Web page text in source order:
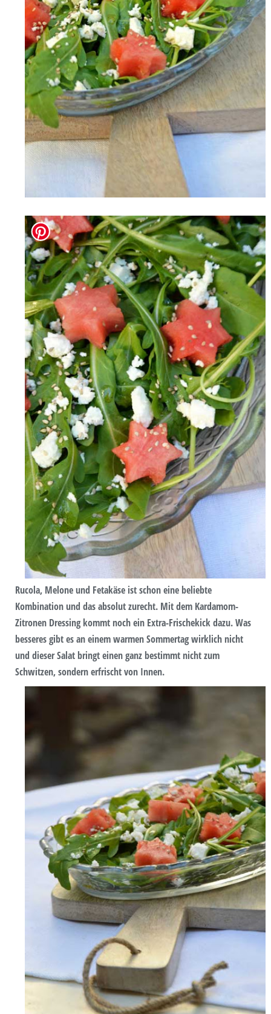
Rucola, Melone und Fetakäse ist schon eine beliebte
Kombination und das absolut zurecht. Mit dem Kardamom-
Zitronen Dressing kommt noch ein Extra-Frischekick dazu. Was
besseres gibt es an einem warmen Sommertag wirklich nicht
und dieser Salat bringt einen ganz bestimmt nicht zum
Schwitzen, sondern erfrischt von Innen.